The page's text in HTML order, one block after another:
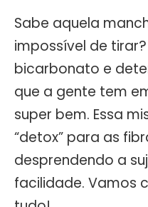
Sabe aquela
impossível de
bicarbonato e
que a gente tem
super bem. Essa
“detox” para as
desprendendo a
facilidade. Vamos